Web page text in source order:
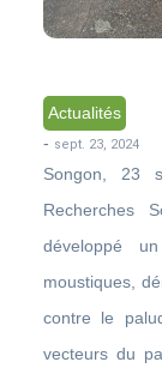
Actualités
- sept. 23, 2024
Songon, 23
Recherches
développé
moustiques,
contre le
vecteurs du